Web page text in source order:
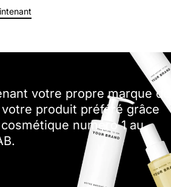
votre propre marque de
produit préféré grâce
numéro 1 au